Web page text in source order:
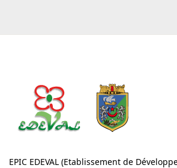
EPIC EDEVAL (Etablissement de